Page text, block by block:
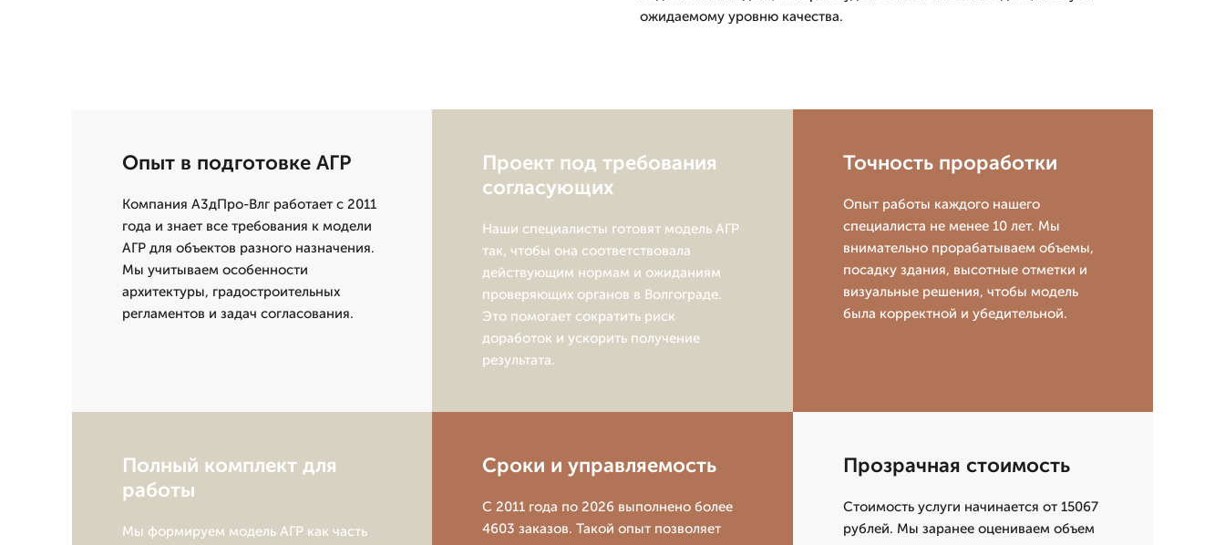
ожидаемому уровню качества.
Опыт в подготовке АГР
Компания А3дПро-Влг работает с 2011
года и знает все требования к модели
АГР для объектов разного назначения.
Мы учитываем особенности
архитектуры, градостроительных
регламентов и задач согласования.
Проект под требования
согласующих
Наши специалисты готовят модель АГР
так, чтобы она соответствовала
действующим нормам и ожиданиям
проверяющих органов в Волгограде.
Это помогает сократить риск
доработок и ускорить получение
результата.
Точность проработки
Опыт работы каждого нашего
специалиста не менее 10 лет. Мы
внимательно прорабатываем объемы,
посадку здания, высотные отметки и
визуальные решения, чтобы модель
была корректной и убедительной.
Полный комплект для
работы
Мы формируем модель АГР как часть
Сроки и управляемость
С 2011 года по 2026 выполнено более
4603 заказов. Такой опыт позволяет
Прозрачная стоимость
Стоимость услуги начинается от 15067
рублей. Мы заранее оцениваем объем